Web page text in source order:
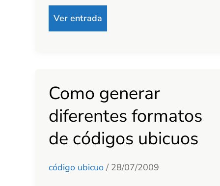
Ver entrada
Como generar
diferentes formatos
de códigos ubicuos
código ubicuo / 28/07/2009
Como
generar
diferentes
formatos
códigos